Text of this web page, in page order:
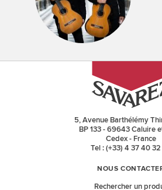
5, Avenue Barthélémy
BP 133 - 69643 Caluire
Cedex - France
Tel : (+33) 4 37 40
NOUS
Rechercher un